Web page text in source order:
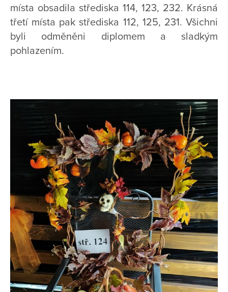
místa obsadila střediska 114, 123, 232. Krásná
třetí místa pak střediska 112, 125, 231. Všichni
byli odměněni diplomem a sladkým
pohlazením.